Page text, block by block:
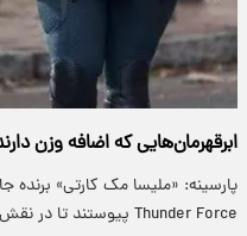
ابرقهرمان‌هایی که اضافه وزن
پارسینه: «ملیسا مک کارتی» برنده
Thunder Force پیوستند تا در نقش ابر…